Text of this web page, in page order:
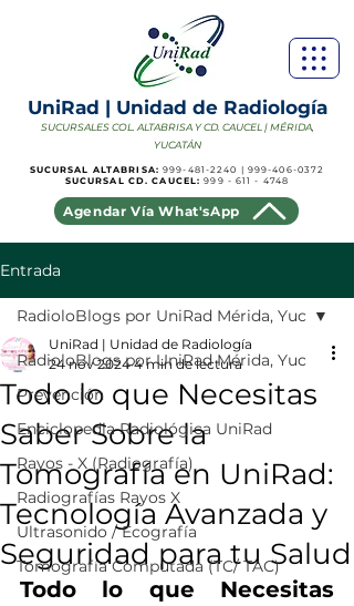
SUCURSAL ALTABRISA:999-481-2240 | 999-406-0372
SUCURSAL CD. CAUCEL:999 - 611 - 4748
UniRad | Unidad de Radiología
SUCURSALES COL. ALTABRISA Y CD. CAUCEL | MÉRIDA,
YUCATÁN
Agendar Vía What'sApp
Entrada
RadioloBlogs por UniRad Mérida, Yuc
Prevención
Enciclopedia Radiológica UniRad
Rayos - X (Radiografía)
Radiografías Rayos X
Ultrasonido / Ecografía
Tomografía Computada (TC/ TAC)
RadioloBlogs por UniRad Mérida, Yuc
Todo lo que Necesitas
Saber Sobre la
Tomografía en UniRad:
Tecnología Avanzada y
Seguridad para tu Salud
UniRad | Unidad de Radiología
24 nov 2024 4 min de lectura
Todo lo que Necesitas